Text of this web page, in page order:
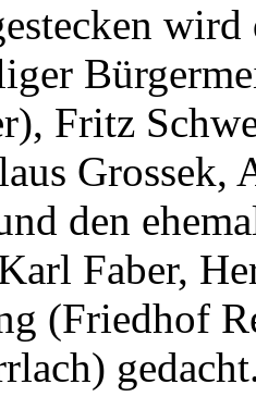
wird
Fritz
Grossek,
den
Faber,
(Friedhof